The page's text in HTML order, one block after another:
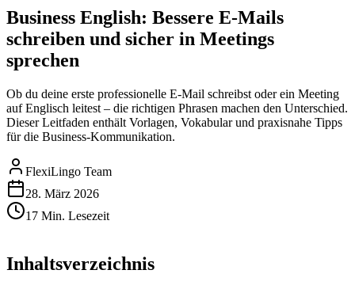
Business English: Bessere E-Mails
schreiben und sicher in Meetings
sprechen
Ob du deine erste professionelle E-Mail schreibst oder ein Meeting
auf Englisch leitest – die richtigen Phrasen machen den Unterschied.
Dieser Leitfaden enthält Vorlagen, Vokabular und praxisnahe Tipps
für die Business-Kommunikation.
FlexiLingo Team
28. März 2026
17 Min. Lesezeit
Inhaltsverzeichnis